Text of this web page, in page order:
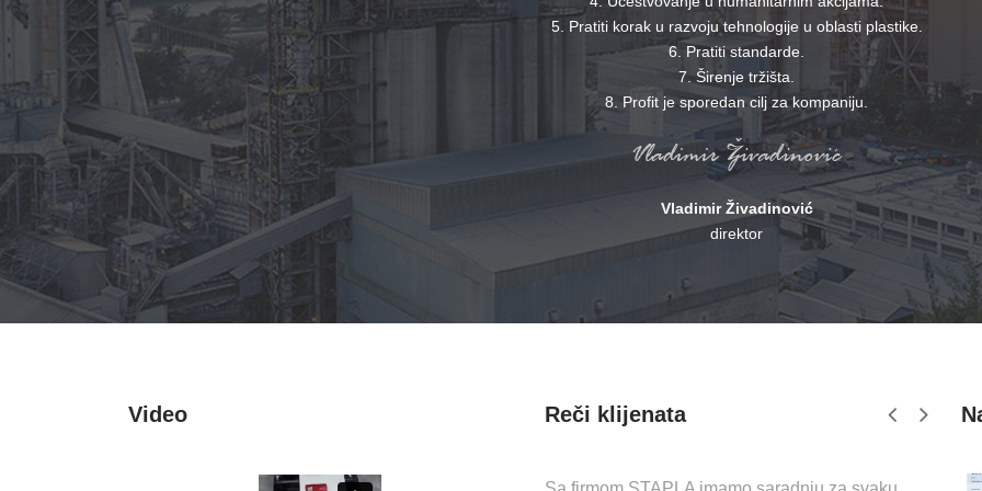
5. Pratiti korak u razvoju tehnologije u oblasti plastike.
6. Pratiti standarde.
7. Širenje tržišta.
8. Profit je sporedan cilj za kompaniju.
Vladimir Živadinović
direktor
Video Reči klijenata